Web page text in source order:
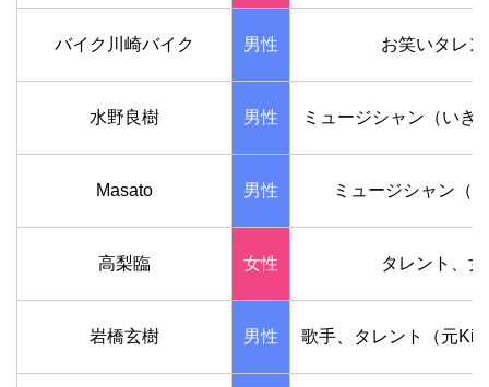
バイク川崎バイク 男性 お笑いタレン
水野良樹 男性 ミュージシャン（いき
Masato 男性 ミュージシャン（
高梨臨 女性 タレント、
岩橋玄樹 男性 歌手、タレント（元